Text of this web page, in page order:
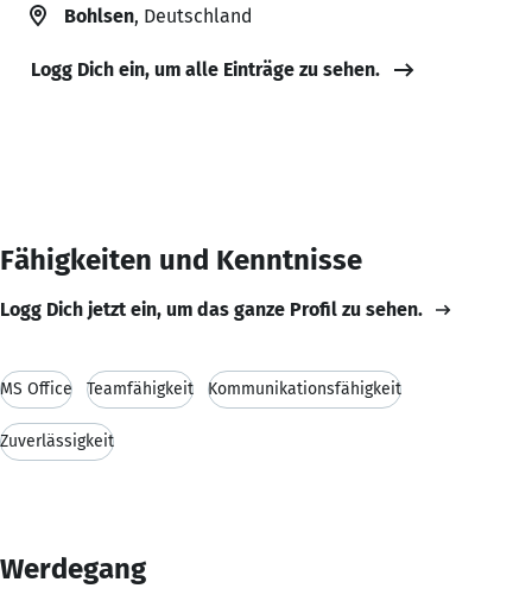
Bohlsen, Deutschland
Logg Dich ein, um alle Einträge zu sehen.
Fähigkeiten und Kenntnisse
Logg Dich jetzt ein, um das ganze Profil zu sehen.
MS Office Teamfähigkeit Kommunikationsfähigkeit
Zuverlässigkeit
Werdegang